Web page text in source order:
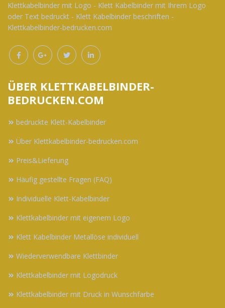
Klettkabelbinder mit Logo - Klett Kabelbinder mit Ihrem Logo
oder Text bedruckt - Klett Kabelbinder beschriften -
Klettkabelbinder-bedrucken.com
ÜBER KLETTKABELBINDER-
BEDRUCKEN.COM
bedruckte Klett-Kabelbinder
Über Klettkabelbinder-bedrucken.com
Preis&Lieferung
Häufig gestellte Fragen (FAQ)
Individuelle Klett-Kabelbinder
Klettkabelbinder mit eigenem Logo
Klett Kabelbinder Metallöse individuell
Wiederverwendbare Klettbinder
Klettkabelbinder mit Logodruck
Klettkabelbinder mit Druck in Wunschfarbe